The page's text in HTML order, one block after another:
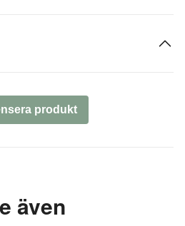
produkt
även